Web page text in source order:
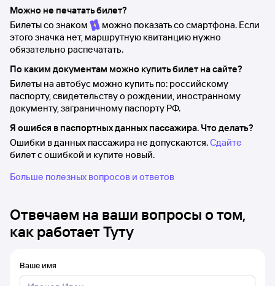
Можно не печатать билет?
Билеты со знаком
можно показать со смартфона. Если
этого значка нет, маршрутную квитанцию нужно
обязательно распечатать.
По каким документам можно купить билет на сайте?
Билеты на автобус можно купить по: российскому
паспорту, свидетельству о рождении, иностранному
документу, заграничному паспорту РФ.
Я ошибся в паспортных данных пассажира. Что делать?
Ошибки в данных пассажира не допускаются.Сдайте
билет с ошибкой и купите новый.
Больше полезных вопросов и ответов
Отвечаем на ваши вопросы о том,
как работает Туту
Ваше имя